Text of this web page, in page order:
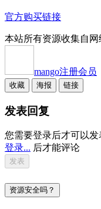
官方购买链接
本站所有资源收集自网
mango注册会员
收藏 海报 链接
发表回复
您需要登录后才可以发
登录... 后才能评论
资源安全吗？